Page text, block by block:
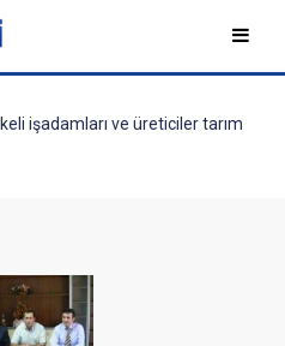
işadamları ve üreticiler tarım